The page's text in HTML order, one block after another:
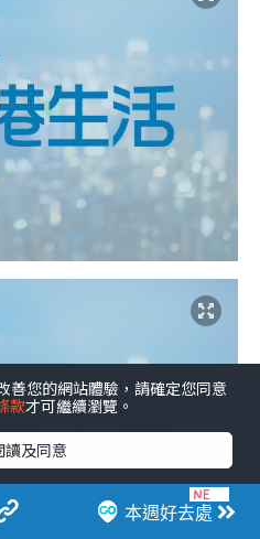
本週好去處
您的網站體驗，請確定您同意
款才可繼續瀏覽。
讀及同意